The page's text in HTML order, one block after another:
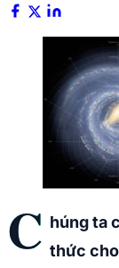
C húng ta
thức